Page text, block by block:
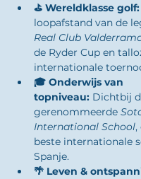
⛳ Wereldklasse golf:
loopafstand van de
Real Club
de Ryder Cup en
internationale
🎓 Onderwijs van
topniveau: Dichtbij
gerenommeerde
International School,
beste internationale
Spanje.
🌴 Leven &